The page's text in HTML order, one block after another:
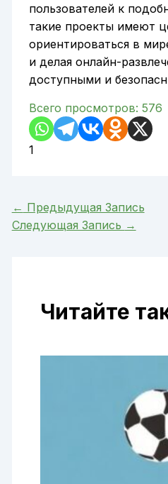
пользователей к
такие проекты имеют
ориентироваться в
и делая онлайн-
доступными и
Всего просмотров: 576
1
← Предыдущая Запись
Следующая Запись →
Читайте